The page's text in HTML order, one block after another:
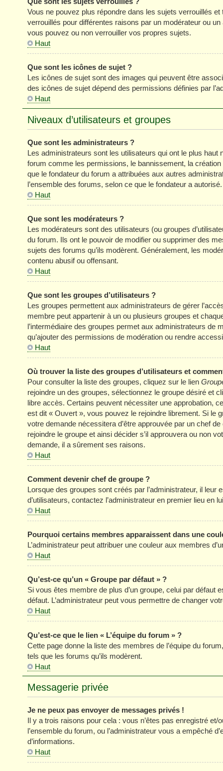
Vous ne pouvez plus répondre dans les sujets verrouillés
verrouillés pour différentes raisons par un modérateur ou
vous pouvez ou non verrouiller vos propres sujets.
Haut
Que sont les icônes de sujet ?
Les icônes de sujet sont des images qui peuvent être
des icônes de sujet dépend des permissions définies par
Haut
Niveaux d’utilisateurs et groupes
Que sont les administrateurs ?
Les administrateurs sont les utilisateurs qui ont le plus
forum comme les permissions, le bannissement, la
que le fondateur du forum a attribuées aux autres
l’ensemble des forums, selon ce que le fondateur a autorisé.
Haut
Que sont les modérateurs ?
Les modérateurs sont des utilisateurs (ou groupes
du forum. Ils ont le pouvoir de modifier ou supprimer des
sujets des forums qu’ils modèrent. Généralement, les
contenu abusif ou offensant.
Haut
Que sont les groupes d’utilisateurs ?
Les groupes permettent aux administrateurs de gérer
membre peut appartenir à un ou plusieurs groupes et
l’intermédiaire des groupes permet aux administrateurs
qu’ajouter des permissions de modération ou rendre
Haut
Où trouver la liste des groupes d’utilisateurs et
Pour consulter la liste des groupes, cliquez sur le lien
rejoindre un des groupes, sélectionnez le groupe désiré et
libre accès. Certains peuvent nécessiter une approbation,
est dit « Ouvert », vous pouvez le rejoindre librement. Si le
votre demande nécessitera d’être approuvée par un chef
rejoindre le groupe et ainsi décider s’il approuvera ou non
demande, il a sûrement ses raisons.
Haut
Comment devenir chef de groupe ?
Lorsque des groupes sont créés par l’administrateur, il
d’utilisateurs, contactez l’administrateur en premier lieu en
Haut
Pourquoi certains membres apparaissent dans une
L’administrateur peut attribuer une couleur aux membres
Haut
Qu’est-ce qu’un « Groupe par défaut » ?
Si vous êtes membre de plus d’un groupe, celui par défaut
défaut. L’administrateur peut vous permettre de changer
Haut
Qu’est-ce que le lien « L’équipe du forum » ?
Cette page donne la liste des membres de l’équipe du
tels que les forums qu’ils modèrent.
Haut
Messagerie privée
Je ne peux pas envoyer de messages privés !
Il y a trois raisons pour cela : vous n’êtes pas enregistré
l’ensemble du forum, ou l’administrateur vous a empêché
d’informations.
Haut